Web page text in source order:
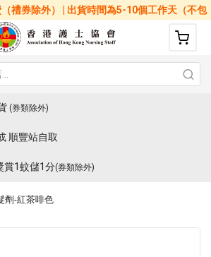
禮券除外） | 出貨時間為5-10個工作天（不包
星期六、日及公眾假期）
(券類除外)
順豐站自取
賞1蚊儲1分(券類除外)
劑-紅茶啡色